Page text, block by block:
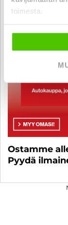
toimesta.
Ostamme
Pyydä